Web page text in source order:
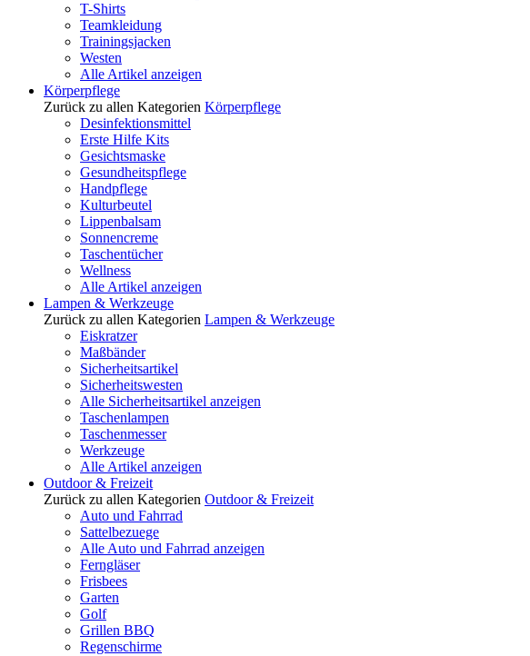
T-Shirts
Teamkleidung
Trainingsjacken
Westen
Alle Artikel anzeigen
Körperpflege
Zurück zu allen Kategorien Körperpflege
Desinfektionsmittel
Erste Hilfe Kits
Gesichtsmaske
Gesundheitspflege
Handpflege
Kulturbeutel
Lippenbalsam
Sonnencreme
Taschentücher
Wellness
Alle Artikel anzeigen
Lampen & Werkzeuge
Zurück zu allen Kategorien Lampen & Werkzeuge
Eiskratzer
Maßbänder
Sicherheitsartikel
Sicherheitswesten
Alle Sicherheitsartikel anzeigen
Taschenlampen
Taschenmesser
Werkzeuge
Alle Artikel anzeigen
Outdoor & Freizeit
Zurück zu allen Kategorien Outdoor & Freizeit
Auto und Fahrrad
Sattelbezuege
Alle Auto und Fahrrad anzeigen
Ferngläser
Frisbees
Garten
Golf
Grillen BBQ
Regenschirme